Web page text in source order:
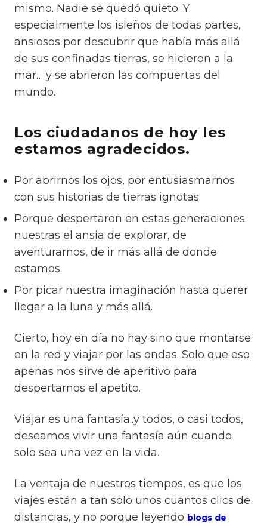
mismo. Nadie se quedó quieto. Y
especialmente los isleños de todas partes,
ansiosos por descubrir que había más allá
de sus confinadas tierras, se hicieron a la
mar… y se abrieron las compuertas del
mundo.
Los ciudadanos de hoy les
estamos agradecidos.
Por abrirnos los ojos, por entusiasmarnos
con sus historias de tierras ignotas.
Porque despertaron en estas generaciones
nuestras el ansia de explorar, de
aventurarnos, de ir más allá de donde
estamos.
Por picar nuestra imaginación hasta querer
llegar a la luna y más allá.
Cierto, hoy en día no hay sino que montarse
en la red y viajar por las ondas. Solo que eso
apenas nos sirve de aperitivo para
despertarnos el apetito.
Viajar es una fantasía..y todos, o casi todos,
deseamos vivir una fantasía aún cuando
solo sea una vez en la vida.
La ventaja de nuestros tiempos, es que los
viajes están a tan solo unos cuantos clics de
distancias, y no porque leyendo blogs de